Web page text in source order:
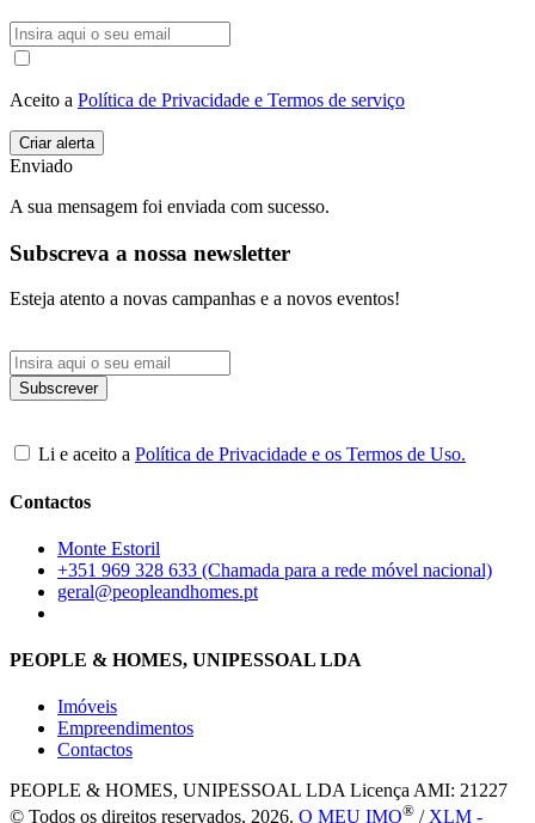
Aceito a Política de Privacidade e Termos de serviço
Enviado
A sua mensagem foi enviada com sucesso.
Subscreva a nossa newsletter
Esteja atento a novas campanhas e a novos eventos!
Li e aceito a Política de Privacidade e os Termos de Uso.
Contactos
Monte Estoril
+351 969 328 633 (Chamada para a rede móvel nacional)
geral@peopleandhomes.pt
PEOPLE & HOMES, UNIPESSOAL LDA
Imóveis
Empreendimentos
Contactos
PEOPLE & HOMES, UNIPESSOAL LDA Licença AMI: 21227
© Todos os direitos reservados, 2026. O MEU IMO® /XLM -